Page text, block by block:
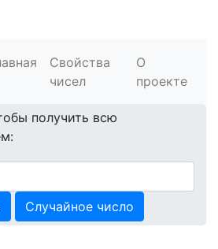
Свойства
чисел
О
проекте
получить всю
Случайное число